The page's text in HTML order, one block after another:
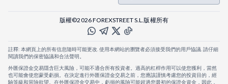
版權©2026 FOREXSTREET S.L.版權所有
註釋: 本網頁上的所有信息隨時可能更改. 使用本網站的瀏覽者必須接受我們的用戶協議. 請仔細
閱讀我們的保密協議和合法聲明。
外匯保證金交易隱含巨大風險，可能不適合所有投資者。過高的杠桿作用可以使您獲利，當然
也可能會使您蒙受虧損。在決定進行外匯保證金交易之前，您應該謹慎考慮您的投資目的，經
驗等級和冒險欲望。在外匯保證金交易中，虧損的風險可能超過您最初的保證金資金，因此，